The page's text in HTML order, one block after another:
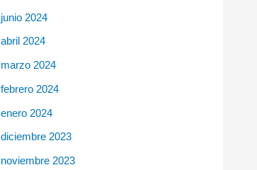
junio 2024
abril 2024
marzo 2024
febrero 2024
enero 2024
diciembre 2023
noviembre 2023